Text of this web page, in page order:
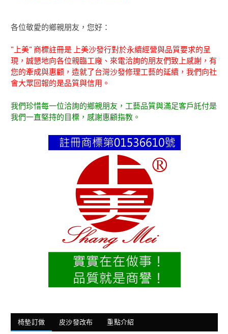
各位敬愛的鄉親朋友，您好：
"上美" 商標註冊是 上美沙發行對於永續經營與品質要求的呈
現，誠懇地向各位親臨工廠、來電洽詢的朋友們致上感謝，有
您的牽成與惠顧，造就了台灣沙發修理工藝的延續，我們向社
會大眾回報的是品質與信用。
我們珍惜每一位洽詢的鄉親朋友，工藝品質與滿足客戶託付是
我們一直堅持的目標，感謝惠顧指教。
椅墊訂做 皮沙發改布 重點介紹